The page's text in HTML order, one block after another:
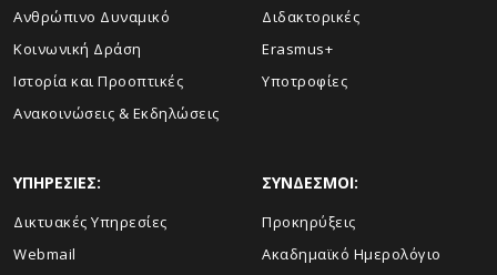
Ανθρώπινο Δυναμικό
Κοινωνική Δράση
Ιστορία και Προοπτικές
Aνακοινώσεις & Εκδηλώσεις
Διδακτορικές
Erasmus+
Υποτροφίες
ΥΠΗΡΕΣΙΕΣ:
Δικτυακές Υπηρεσίες
Webmail
ΣΥΝΔΕΣΜΟΙ:
Προκηρύξεις
Ακαδημαϊκό Ημερολόγιο